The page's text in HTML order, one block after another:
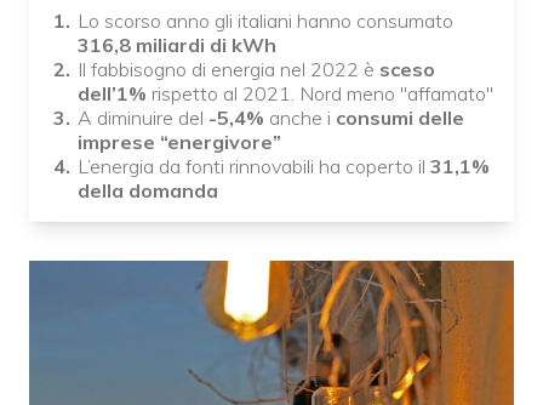
Lo scorso anno gli italiani hanno consumato
316,8 miliardi di kWh
Il fabbisogno di energia nel 2022 è sceso
dell’1% rispetto al 2021. Nord meno "affamato"
A diminuire del -5,4% anche i consumi delle
imprese “energivore”
L’energia da fonti rinnovabili ha coperto il 31,1%
della domanda